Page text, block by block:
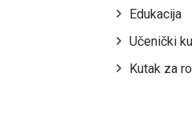
Edukacija
Učenički
Kutak za